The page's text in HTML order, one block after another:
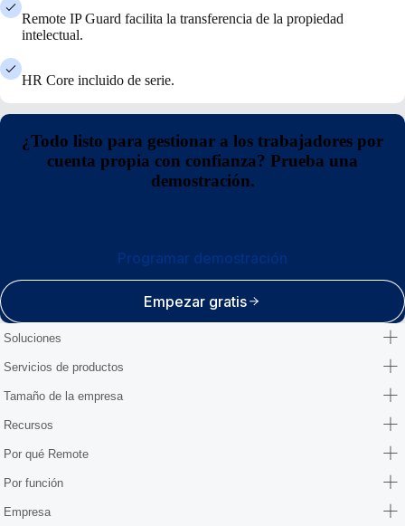
Remote IP Guard facilita la transferencia de la propiedad
intelectual.
HR Core incluido de serie.
¿Todo listo para gestionar a los trabajadores por
cuenta propia con confianza? Prueba una
demostración.
Programar demostración
Empezar gratis
Soluciones
Servicios de productos
Tamaño de la empresa
Recursos
Por qué Remote
Por función
Empresa